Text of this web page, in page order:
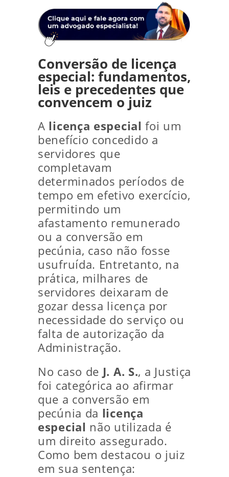
Conversão de licença
especial: fundamentos,
leis e precedentes que
convencem o juiz
A licença especial foi um
benefício concedido a
servidores que
completavam
determinados períodos de
tempo em efetivo exercício,
permitindo um
afastamento remunerado
ou a conversão em
pecúnia, caso não fosse
usufruída. Entretanto, na
prática, milhares de
servidores deixaram de
gozar dessa licença por
necessidade do serviço ou
falta de autorização da
Administração.
No caso de J. A. S., a Justiça
foi categórica ao afirmar
que a conversão em
pecúnia da licença
especial não utilizada é
um direito assegurado.
Como bem destacou o juiz
em sua sentença: